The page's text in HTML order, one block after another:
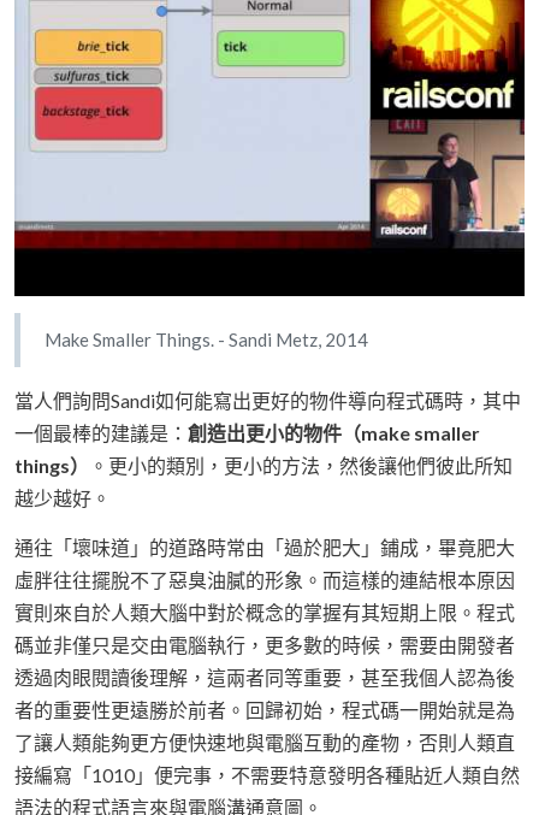
Make Smaller Things. - Sandi Metz, 2014
當人們詢問Sandi如何能寫出更好的物件導向程式碼時，其中
一個最棒的建議是： 創造出更小的物件（make smaller
things）
。更小的類別，更小的方法，然後讓他們彼此所知
越少越好。
通往「壞味道」的道路時常由「過於肥大」鋪成，畢竟肥大
虛胖往往擺脫不了惡臭油膩的形象。而這樣的連結根本原因
實則來自於人類大腦中對於概念的掌握有其短期上限。程式
碼並非僅只是交由電腦執行，更多數的時候，需要由開發者
透過肉眼閱讀後理解，這兩者同等重要，甚至我個人認為後
者的重要性更遠勝於前者。回歸初始，程式碼一開始就是為
了讓人類能夠更方便快速地與電腦互動的產物，否則人類直
接編寫「1010」便完事，不需要特意發明各種貼近人類自然
語法的程式語言來與電腦溝通意圖。